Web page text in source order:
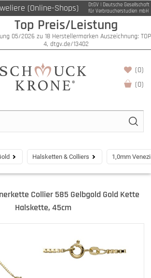
(Online-Shops)
DtGV | Deutsche Gesellschaft
für Verbraucherstudien mbH
Top Preis/Leistung
05/2026 zu 18 Herstellermarken Auszeichnung: TOP
4, dtgv.de/13402
(0)
(0)
Halsketten & Colliers 1,0mm
Collier 585 Gelbgold Gold Kette
Halskette, 45cm